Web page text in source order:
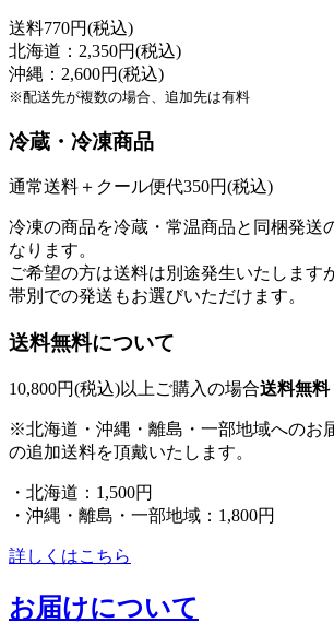
送料770円(税込)
北海道：2,350円(税込)
沖縄：2,600円(税込)
※配送先が複数の場合、追加先は有料
冷蔵・冷凍商品
通常送料＋クール便代350円(税込)
冷凍の商品を冷蔵・常温商品と同梱発送
なります。
ご希望の方は送料は別途発生いたします
帯別での発送もお選びいただけます。
送料無料について
10,800円(税込)以上ご購入の場合送料無料
※北海道・沖縄・離島・一部地域へのお
の追加送料を頂戴いたします。
・北海道：1,500円
・沖縄・離島・一部地域：1,800円
詳しくはこちら
お届けについて